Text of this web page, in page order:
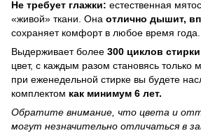
Не требует глажки: естественная
«живой» ткани. Она отлично дышит,
сохраняет комфорт в любое время года.
Выдерживает более 300 циклов стирки
цвет, с каждым разом становясь только
при еженедельной стирке вы будете
комплектом как минимум 6 лет.
Обратите внимание, что цвета и
могут незначительно отличаться в